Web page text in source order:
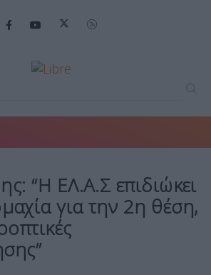
“Η ΕΛ.Α.Σ επιδιώκει
για την 2η θέση,